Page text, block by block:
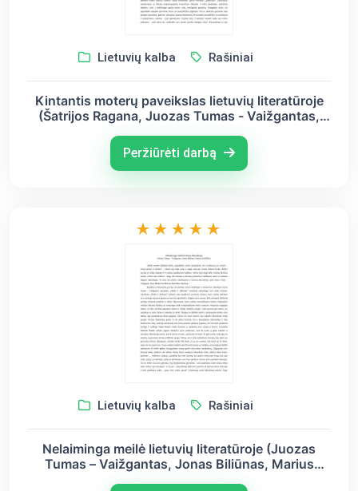
Lietuvių kalba Rašiniai
Kintantis moterų paveikslas lietuvių literatūroje
(Šatrijos Ragana, Juozas Tumas - Vaižgantas,
Peržiūrėti darbą
Lietuvių kalba Rašiniai
Nelaiminga meilė lietuvių literatūroje (Juozas
Tumas – Vaižgantas, Jonas Biliūnas, Marius